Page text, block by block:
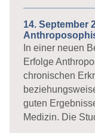
14. September
In einer neuen
Erfolge
chronischen
guten
Medizin. Die